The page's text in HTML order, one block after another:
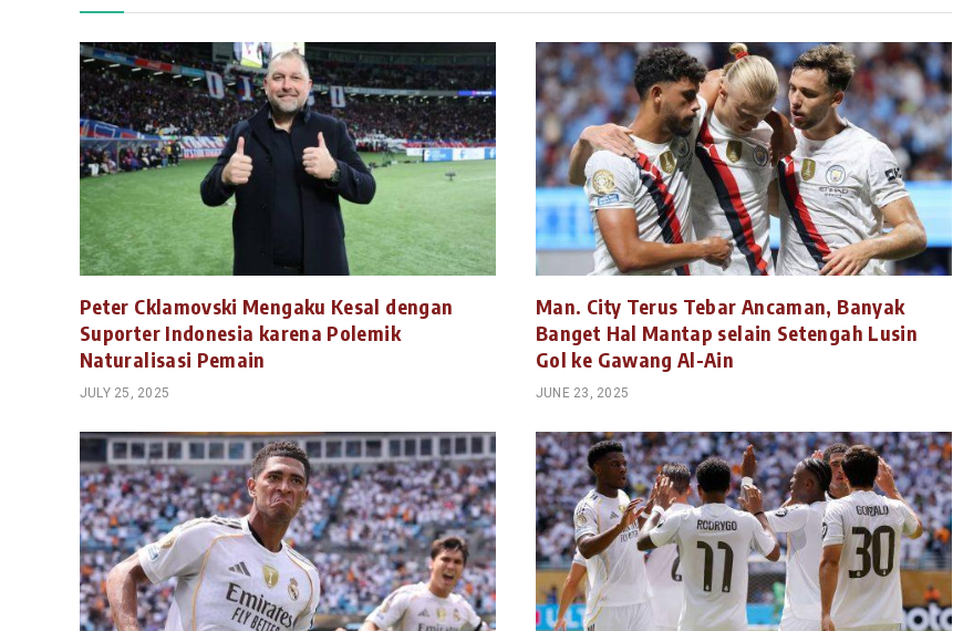
Peter Cklamovski Mengaku Kesal dengan
Suporter Indonesia karena Polemik
Naturalisasi Pemain
JULY 25, 2025
Man. City Terus Tebar Ancaman, Banyak
Banget Hal Mantap selain Setengah Lusin
Gol ke Gawang Al-Ain
JUNE 23, 2025